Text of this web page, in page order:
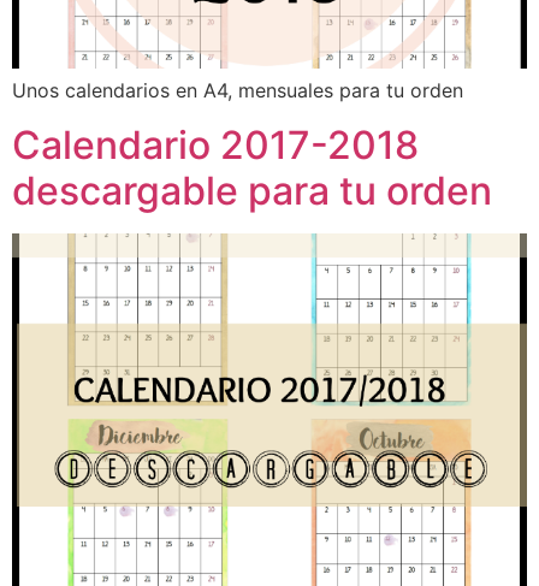
Unos calendarios en A4, mensuales para tu orden
Calendario 2017-2018
descargable para tu orden